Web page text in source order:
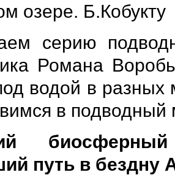
озере. Б.Кобукту
серию
Романа
водой в разных
в подводный
путь в